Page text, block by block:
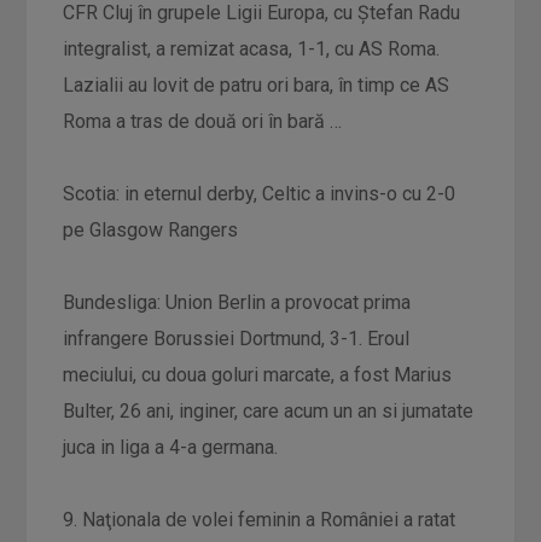
CFR Cluj în grupele Ligii Europa, cu Ştefan Radu
integralist, a remizat acasa, 1-1, cu AS Roma.
Lazialii au lovit de patru ori bara, în timp ce AS
Roma a tras de două ori în bară …
Scotia: in eternul derby, Celtic a invins-o cu 2-0
pe Glasgow Rangers
Bundesliga: Union Berlin a provocat prima
infrangere Borussiei Dortmund, 3-1. Eroul
meciului, cu doua goluri marcate, a fost Marius
Bulter, 26 ani, inginer, care acum un an si jumatate
juca in liga a 4-a germana.
9. Naţionala de volei feminin a României a ratat